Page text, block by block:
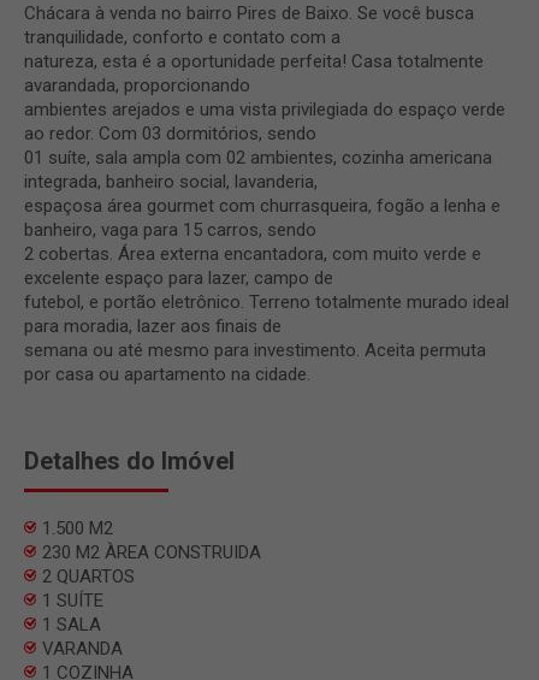
Chácara à venda no bairro Pires de Baixo. Se você busca
tranquilidade, conforto e contato com a
natureza, esta é a oportunidade perfeita! Casa totalmente
avarandada, proporcionando
ambientes arejados e uma vista privilegiada do espaço verde
ao redor. Com 03 dormitórios, sendo
01 suíte, sala ampla com 02 ambientes, cozinha americana
integrada, banheiro social, lavanderia,
espaçosa área gourmet com churrasqueira, fogão a lenha e
banheiro, vaga para 15 carros, sendo
2 cobertas. Área externa encantadora, com muito verde e
excelente espaço para lazer, campo de
futebol, e portão eletrônico. Terreno totalmente murado ideal
para moradia, lazer aos finais de
semana ou até mesmo para investimento. Aceita permuta
por casa ou apartamento na cidade.
Detalhes do Imóvel
1.500 M2
230 M2 ÀREA CONSTRUIDA
2 QUARTOS
1 SUÍTE
1 SALA
VARANDA
1 COZINHA